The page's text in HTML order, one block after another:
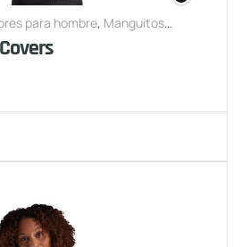
para hombre, Manguitos